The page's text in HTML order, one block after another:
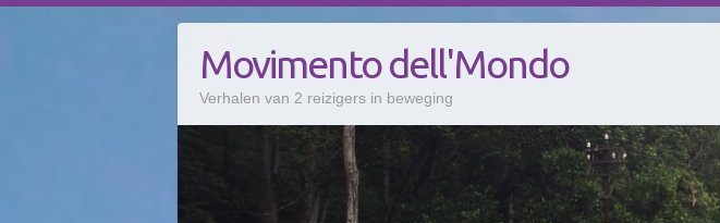
Movimento dell'Mondo
Verhalen van 2 reizigers in beweging